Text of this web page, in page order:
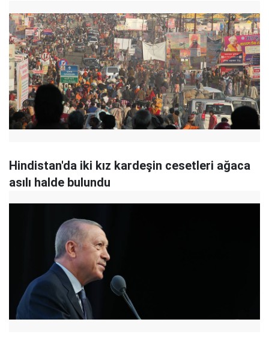
H indistan'da iki kız kardeşin cesetleri ağaca
asılı halde bulundu